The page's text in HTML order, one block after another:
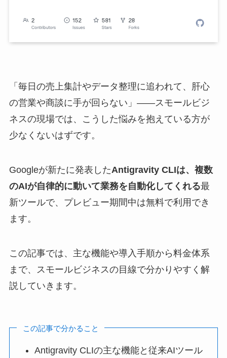
「毎日の売上集計やデータ整理に追われて、肝心
の営業や商談に手が回らない」——スモールビジ
ネスの現場では、こうした悩みを抱えている方が
少なくないはずです。
Googleが新たに発表したAntigravity CLIは、複数
のAIが自律的に動いて業務を自動化してくれる最
新ツールで、プレビュー期間中は無料で利用でき
ます。
この記事では、主な機能や導入手順から料金体系
まで、スモールビジネスの目線で分かりやすく解
説していきます。
この記事で分かること
Antigravity CLIの主な機能と従来AIツール